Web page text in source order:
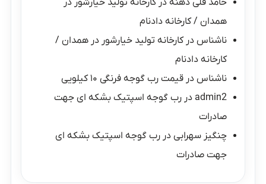
همدان / کارخانه دادنام
ناشناس درکارخانه تولید خیارشور در همدان /
کارخانه دادنام
ناشناس درقیمت رب گوجه فرنگی ۱۰ کیلویی
admin2 دررب گوجه اسپتیک بشکه ای جهت
صادرات
چنگیز سهرابی دررب گوجه اسپتیک بشکه ای
جهت صادرات